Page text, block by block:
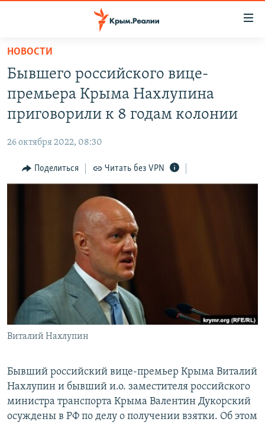
Вернуться
основному
содержанию
Вернутся
главной
навигации
Вернутся
СПЕЦПРОЕКТЫ
11 ЛЕТ ОККУПАЦИИ КРЫМА. 11 ИСТОРИЙ СОПРОТИВЛЕНИЯ
ВОДА
ЕЩЕ
ИНТЕРАКТИВ
ТЕЛЕПРОЕКТ КРЫМ.РЕАЛИИ
СОВЕТЫ ПРАВОЗАЩИТНИКОВ
ПРОПАВШИЕ БЕЗ ВЕСТИ
ПОБЕДИТЕЛЕЙ НЕ СУДЯТ?
КРЫМ.НЕПОКОРЕННЫЙ
ELIFBE
УКРАИНСКАЯ ПРОБЛЕМА КРЫМА
РАДІО СВОБОДА
ПРИСОЕДИНЯЙТЕСЬ!
НОВОСТИ
Бывшего российского вице-
премьера Крыма Нахлупина
приговорили к 8 годам колонии
26 октября 2022, 08:30
Поделиться Читать без VPN
Виталий Нахлупин
Бывший российский вице-премьер Крыма Виталий
Нахлупин и бывший и.о. заместителя российского
министра транспорта Крыма Валентин Дукорский
осуждены в РФ по делу о получении взятки. Об этом